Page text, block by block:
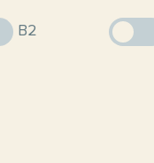
B2